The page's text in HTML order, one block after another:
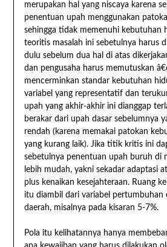
merupakan hal yang niscaya karena
penentuan upah menggunakan
sehingga tidak memenuhi kebutuhan
teoritis masalah ini sebetulnya harus
dulu sebelum dua hal di atas
dan pengusaha harus memutuskan
mencerminkan standar kebutuhan
variabel yang representatif dan
upah yang akhir-akhir ini dianggap
berakar dari upah dasar sebelumnya
rendah (karena memakai patokan
yang kurang laik). Jika titik kritis ini
sebetulnya penentuan upah buruh di
lebih mudah, yakni sekadar adaptasi
plus kenaikan kesejahteraan. Ruang
itu diambil dari variabel
daerah, misalnya pada kisaran 5-7%.
Pola itu kelihatannya hanya